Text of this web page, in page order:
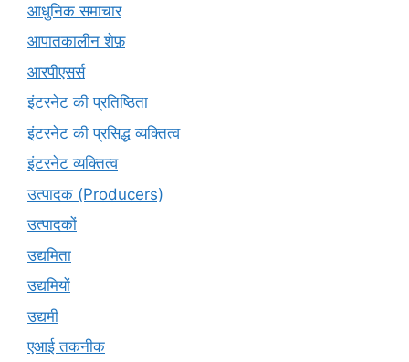
आधुनिक समाचार
आपातकालीन शेफ़
आरपीएसर्स
इंटरनेट की प्रतिष्ठिता
इंटरनेट की प्रसिद्ध व्यक्तित्व
इंटरनेट व्यक्तित्व
उत्पादक (Producers)
उत्पादकों
उद्यमिता
उद्यमियों
उद्यमी
एआई तकनीक